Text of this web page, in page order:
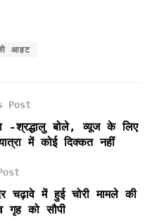
आहट
Post
-श्रद्धालु बोले, व्यूज के लिए
में कोई दिक्कत नहीं
चढ़ावे में हुई चोरी मामले की
गृह को सौपी